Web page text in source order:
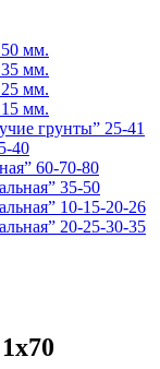
50 мм.
35 мм.
25 мм.
15 мм.
грунты” 25-41
40
60-70-80
35-50
10-15-20-26
20-25-30-35